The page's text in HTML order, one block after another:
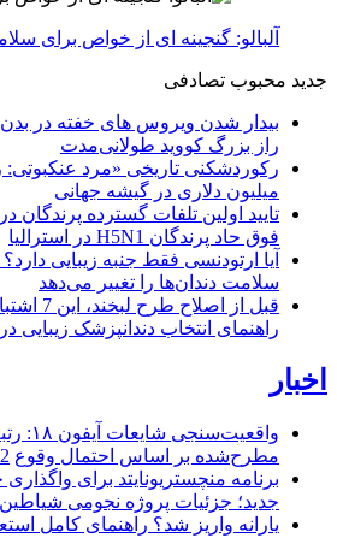
آلبالو: گنجینه ای از خواص برای
جدید محبوب تصادفی
بیدار شدن ویروس‌ های خفته در بدن
راز بزرگ کووید طولانی‌مدت
میلیون دلاری در گیشه جهانی
تایید اولین تلفات گسترده پرندگان
فوق حاد پرندگان H5N1 در استرالیا
آیا ارتودنسی فقط جنبه زیبایی
سلامت دندان‌ها را تغییر می‌دهد
قبل از
راهنمای انتخاب دندانپزشک زیبایی
اخبار
مطرح‌شده بر اساس احتمال وقوع 2 هفته
برنامه منچستریونایتد برای
جدید؛ جزئیات پروژه نجومی
یارانه واریز شد؟ راهنمای کامل